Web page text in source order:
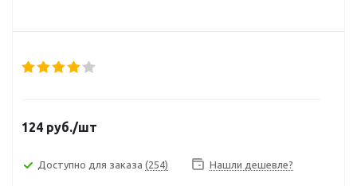
124 руб./шт
Доступно для заказа (254) Нашли дешевле?